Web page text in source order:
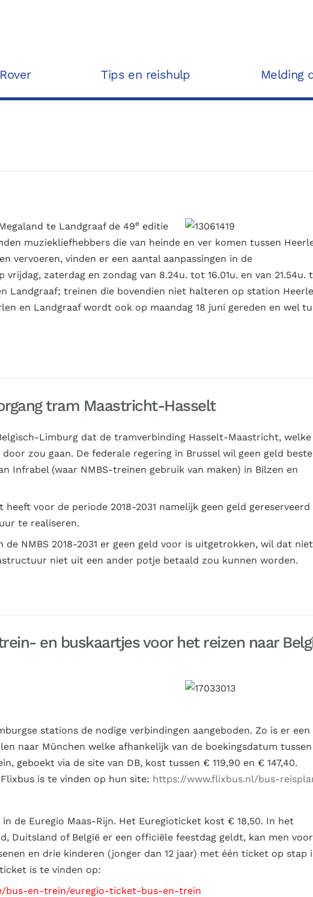
Tips en reishulp Melding
te Landgraaf de 49e editie
muziekliefhebbers die van heinde en ver komen tussen
vervoeren, vinden er een aantal aanpassingen in de
zaterdag en zondag van 8.24u. tot 16.01u. en van 21.54u.
Landgraaf; treinen die bovendien niet halteren op station
en Landgraaf wordt ook op maandag 18 juni gereden en wel
tram Maastricht-Hasselt
Limburg dat de tramverbinding Hasselt-Maastricht, welke
zou gaan. De federale regering in Brussel wil geen geld
Infrabel (waar NMBS-treinen gebruik van maken) in Bilzen en
voor de periode 2018-2031 namelijk geen geld gereserveerd
te realiseren.
NMBS 2018-2031 er geen geld voor is uitgetrokken, wil dat niet
niet uit een ander potje betaald zou kunnen worden.
en buskaartjes voor het reizen naar
stations de nodige verbindingen aangeboden. Zo is er een
naar München welke afhankelijk van de boekingsdatum
geboekt via de site van DB, kost tussen € 119,90 en € 147,40.
is te vinden op hun site: https://www.flixbus.nl/bus-
de Euregio Maas-Rijn. Het Euregioticket kost € 18,50. In het
Duitsland of België er een officiële feestdag geldt, kan men voor
en drie kinderen (jonger dan 12 jaar) met één ticket op stap
is te vinden op:
bus-en-trein/euregio-ticket-bus-en-trein